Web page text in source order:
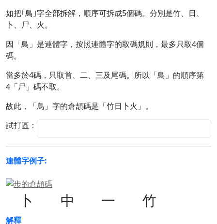
如把｢鳥｣字全部拆解，順序可拆成5個碼。分別是竹、日、
卜、尸、火。
因「鳥」是連體字，按照連體字的取碼規則，最多只取4個
碼。
當多於4碼，只取首、二、三及尾碼。所以「鳥」的順序第
4「尸」碼不取。
故此，「鳥」字的倉頡碼是「竹日卜火」。
試打區：
連體字例子:
卜 中 一 竹
解釋